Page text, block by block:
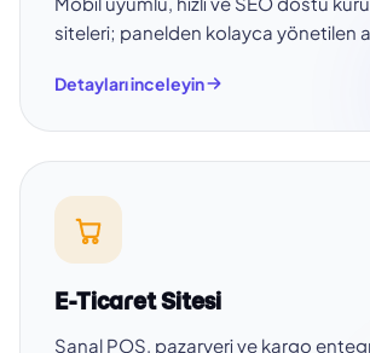
siteleri; panelden kolayca yönetilen
Detayları inceleyin
E-Ticaret Sitesi
Sanal POS, pazaryeri ve kargo